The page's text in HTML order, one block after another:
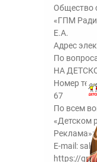
Общество
«ГПМ
Е.А.
Адрес
По
НА
Номер
67
По всем
«Детском
Реклама»:
E-mail:
https://